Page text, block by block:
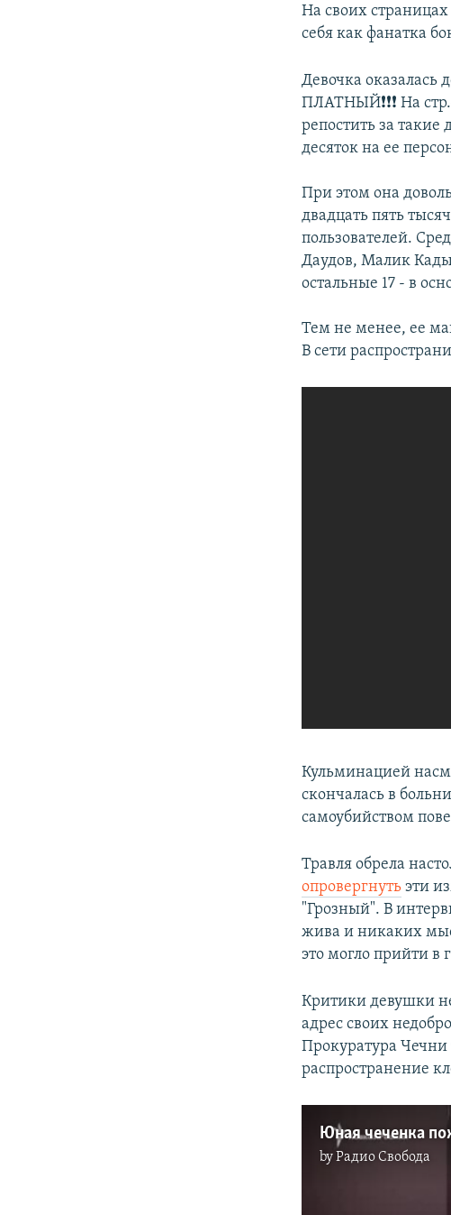
На своих
себя как фанатка
Девочка оказалась
ПЛАТНЫЙ❗❗❗ На
репостить за такие
десяток на ее
При этом она
двадцать пять
пользователей.
Даудов, Малик
остальные 17 - в
Тем не менее, ее
В сети
Кульминацией
скончалась в
самоубийством
Травля обрела
опровергнуть эти
"Грозный". В
жива и никаких
это могло прийти в
Критики девушки
адрес своих
Прокуратура Чечни
распространение
byРадио Свобода